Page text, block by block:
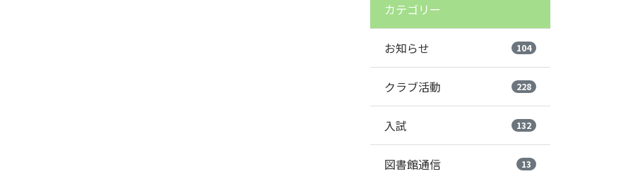
カテゴリー
お知らせ 104
クラブ活動 228
入試 132
図書館通信 13